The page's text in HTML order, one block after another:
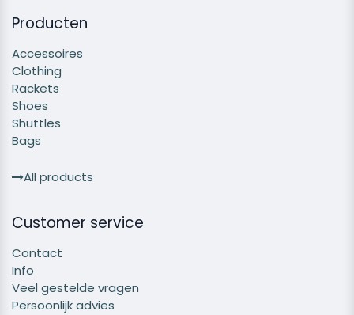
Producten
Accessoires
Clothing
Rackets
Shoes
Shuttles
Bags
All products
Customer service
Contact
Info
Veel gestelde vragen
Persoonlijk advies